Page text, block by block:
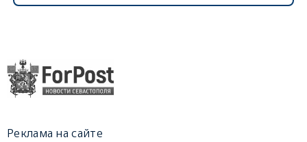
Реклама на сайте